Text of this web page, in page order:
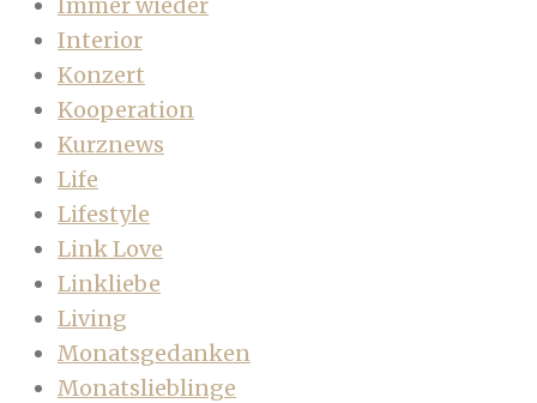
Interior
Konzert
Kooperation
Kurznews
Life
Lifestyle
Link Love
Linkliebe
Living
Monatsgedanken
Monatslieblinge